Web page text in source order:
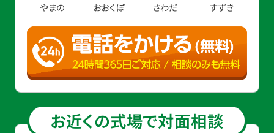
やまの おおくぼ さわだ すずき
お近くの式場で対面相談